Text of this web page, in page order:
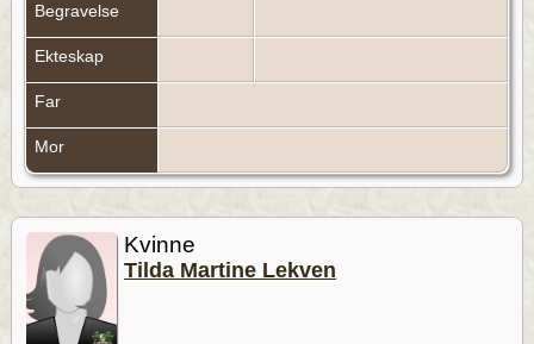
Begravelse
Ekteskap
Far
Mor
Kvinne
Tilda Martine Lekven